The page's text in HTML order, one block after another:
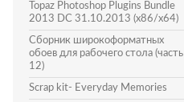
Topaz Photoshop Plugins Bundle
2013 DC 31.10.2013 (x86/x64)
Сборник широкоформатных
обоев для рабочего стола (часть
12)
Scrap kit- Everyday Memories